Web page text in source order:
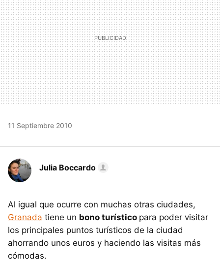
11 Septiembre 2010
Julia Boccardo
Al igual que ocurre con muchas otras ciudades,
Granada tiene un bono turístico para poder visitar
los principales puntos turísticos de la ciudad
ahorrando unos euros y haciendo las visitas más
cómodas.